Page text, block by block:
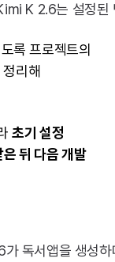
록 프로젝트의
리해
초기 설정
뒤 다음 개발